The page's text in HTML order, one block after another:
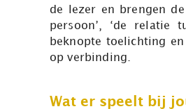
de lezer en brengen
persoon’, ‘de relatie
beknopte toelichting
op verbinding.
Wat er speelt bij